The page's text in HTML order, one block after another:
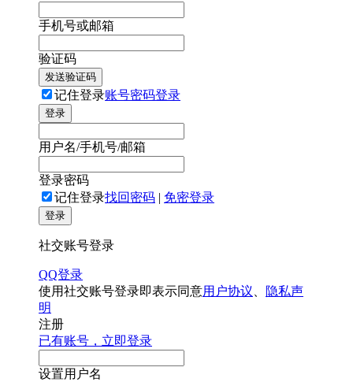
手机号或邮箱
验证码
发送验证码
记住登录账号密码登录
登录
用户名/手机号/邮箱
登录密码
记住登录找回密码 | 免密登录
登录
社交账号登录
QQ登录
使用社交账号登录即表示同意用户协议
隐私声
明
注册
已有账号，立即登录
设置用户名